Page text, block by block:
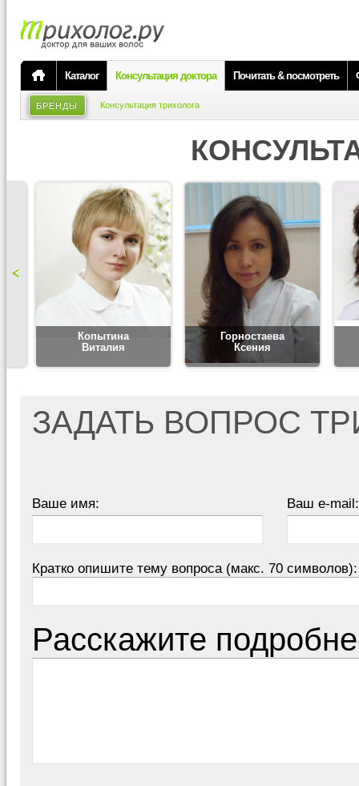
Каталог Консультация доктора Почитать & посмотреть
БРЕНДЫ Консультация трихолога
Копытина
Виталия
Горностаева
Ксения
ЗАДАТЬ ВОПРОС
Ваше имя: Ваш e-mail:
Кратко опишите тему вопроса (макс. 70 символов):
Расскажите